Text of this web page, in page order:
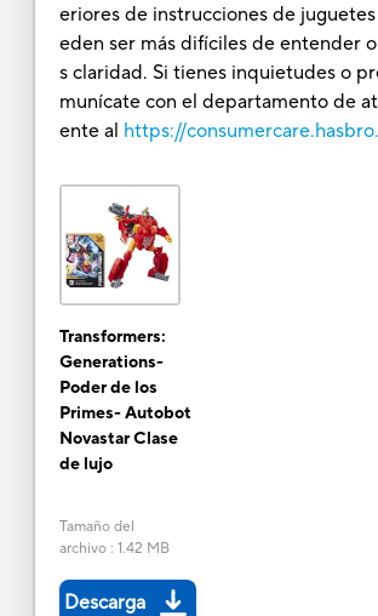
eriores de instrucciones de
eden ser más difíciles de entender
s claridad. Si tienes inquietudes o
munícate con el departamento de
ente al https://
Transformers:
Generations-
Poder de los
Primes- Autobot
Novastar Clase
de lujo
Tamaño del
archivo: 1.42 MB
Descarga